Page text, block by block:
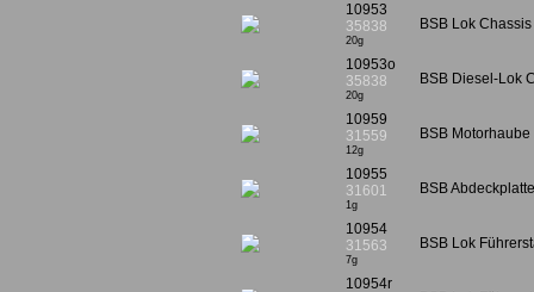
10953
35838
20g
BSB Lok
10953o
35838
20g
BSB Diesel-Lok
10959
31559
12g
BSB
10955
31601
1g
BSB
10954
31563
7g
BSB Lok
10954r